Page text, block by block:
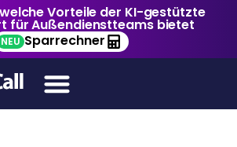
Vorteile der KI-gestützte
für Außendienstteams bietet
NEU Sparrechner